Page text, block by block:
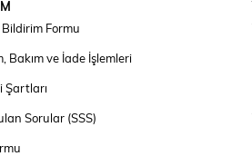
Formu
Bakım ve İade İşlemleri
Şartları
Sorular (SSS)